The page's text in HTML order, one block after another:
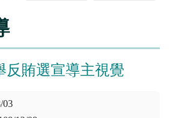
反賄選宣導主視覺
03